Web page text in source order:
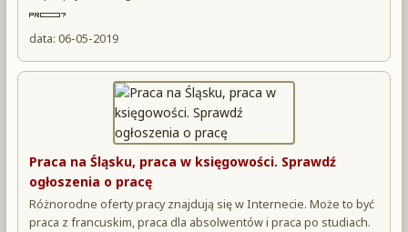
data: 06-05-2019
Praca na Śląsku, praca w księgowości. Sprawdź
ogłoszenia o pracę
Różnorodne oferty pracy znajdują się w Internecie. Może to być
praca z francuskim, praca dla absolwentów i praca po studiach.